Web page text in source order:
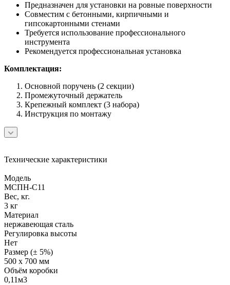
Предназначен для установки на ровные поверхности
Совместим с бетонными, кирпичными и
гипсокартонными стенами
Требуется использование профессионального
инструмента
Рекомендуется профессиональная установка
Комплектация:
Основной поручень (2 секции)
Промежуточный держатель
Крепежный комплект (3 набора)
Инструкция по монтажу
Технические характеристики
Модель
МСПН-С11
Вес, кг.
3 кг
Материал
нержавеющая сталь
Регулировка высоты
Нет
Размер (± 5%)
500 х 700 мм
Объём коробки
0,11м3